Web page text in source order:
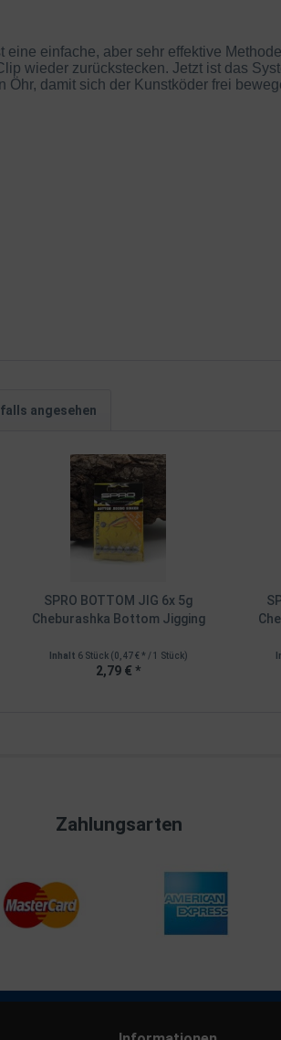
einfache, aber sehr effektive
wieder zurückstecken. Jetzt ist das
damit sich der Kunstköder frei
angesehen
SPRO BOTTOM JIG 6x 5g
Cheburashka Bottom Jigging
Inhalt 6 Stück (0,47 € * / 1 Stück)
2,79 € *
Zahlungsarten